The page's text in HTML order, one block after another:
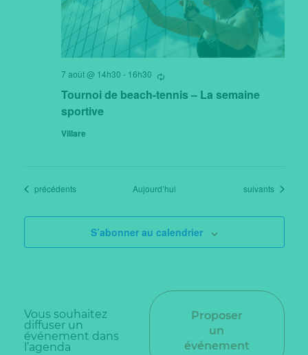
Tournoi de beach-tennis – La semaine
sportive
7 août @ 14h30 - 16h30
Se
Villare
Évènements
précédents Aujourd’hui Évènements
suivants
S’abonner au calendrier
Vous souhaitez
diffuser un
événement dans
l’agenda
Proposer
un
événement